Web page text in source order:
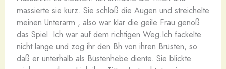
massierte sie kurz. Sie schloß die Augen und streichelte
meinen Unterarm , also war klar die geile Frau genoß
das Spiel. Ich war auf dem richtigen Weg.Ich fackelte
nicht lange und zog ihr den Bh von ihren Brüsten, so
daß er unterhalb als Büstenhebe diente. Sie blickte